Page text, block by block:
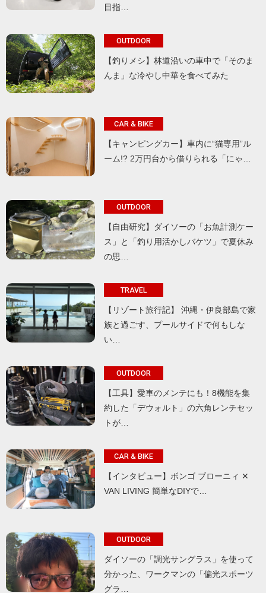
目指…
OUTDOOR
【釣りメシ】林道沿いの車中で「そのま
んま」な冷やし中華を食べてみた
CAR & BIKE
【キャンピングカー】車内に“猫専用”ル
ーム!? 2万円台から借りられる「にゃ…
OUTDOOR
【自由研究】ダイソーの「お魚計測ケー
ス」と「釣り用活かしバケツ」で夏休み
の思…
TRAVEL
【リゾート旅行記】 沖縄・伊良部島で家
族と過ごす、プールサイドで何もしな
い…
OUTDOOR
【工具】愛車のメンテにも！8機能を集
約した「デウォルト」の六角レンチセッ
トが…
CAR & BIKE
【インタビュー】ボンゴ ブローニィ ✕
VAN LIVING 簡単なDIYで…
OUTDOOR
ダイソーの「調光サングラス」を使って
分かった、ワークマンの「偏光スポーツ
グラ…